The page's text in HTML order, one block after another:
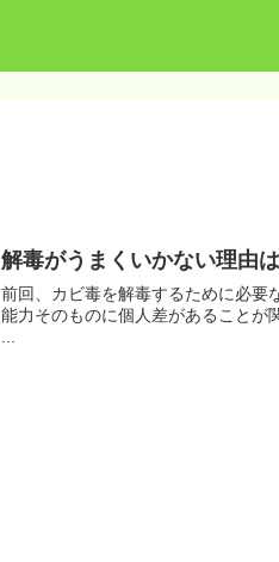
解毒がうまくいかない理由
前回、カビ毒を解毒するために必要
能力そのものに個人差があることが